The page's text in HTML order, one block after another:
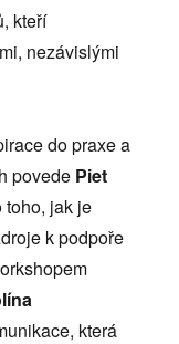
kteří
nezávislými
do praxe a
povede Piet
toho, jak je
k podpoře
která